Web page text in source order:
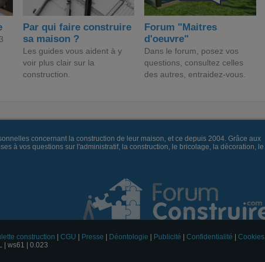
Par qui faire construire
sa maison ?
Les guides vous aident à y
voir plus clair sur la
construction.
Forum "Maitres
d'oeuvre"
Dans le forum, posez vos
questions, consultez celles
des autres, entraidez-vous.
concernant la construction de leur maison, et ce depuis 2004. Grâce aux
à vos questions sur l'administratif, la construction, le bricolage, la décoration, le
construction CGU Presse Déontologie Publicité Confidentialité
Cookies
| ws61 | 0.023